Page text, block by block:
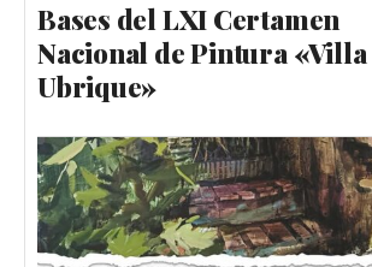
Bases del LXI Certamen
Nacional de Pintura «Villa
Ubrique»